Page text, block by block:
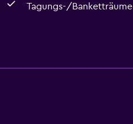
Tagungs-/Banketträume
Geldautomat/Bank